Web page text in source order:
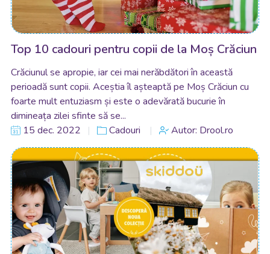
Top 10 cadouri pentru copii de la Moș Crăciun
Crăciunul se apropie, iar cei mai nerăbdători în această
perioadă sunt copii. Aceștia îl așteaptă pe Moș Crăciun cu
foarte mult entuziasm și este o adevărată bucurie în
dimineața zilei sfinte să se...
15 dec. 2022
Cadouri Autor: Drool.ro